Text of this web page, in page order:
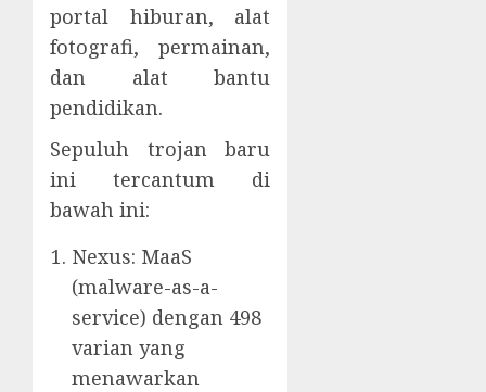
portal hiburan, alat
fotografi, permainan,
dan alat bantu
pendidikan.
Sepuluh trojan baru
ini tercantum di
bawah ini:
Nexus: MaaS
(malware-as-a-
service) dengan 498
varian yang
menawarkan